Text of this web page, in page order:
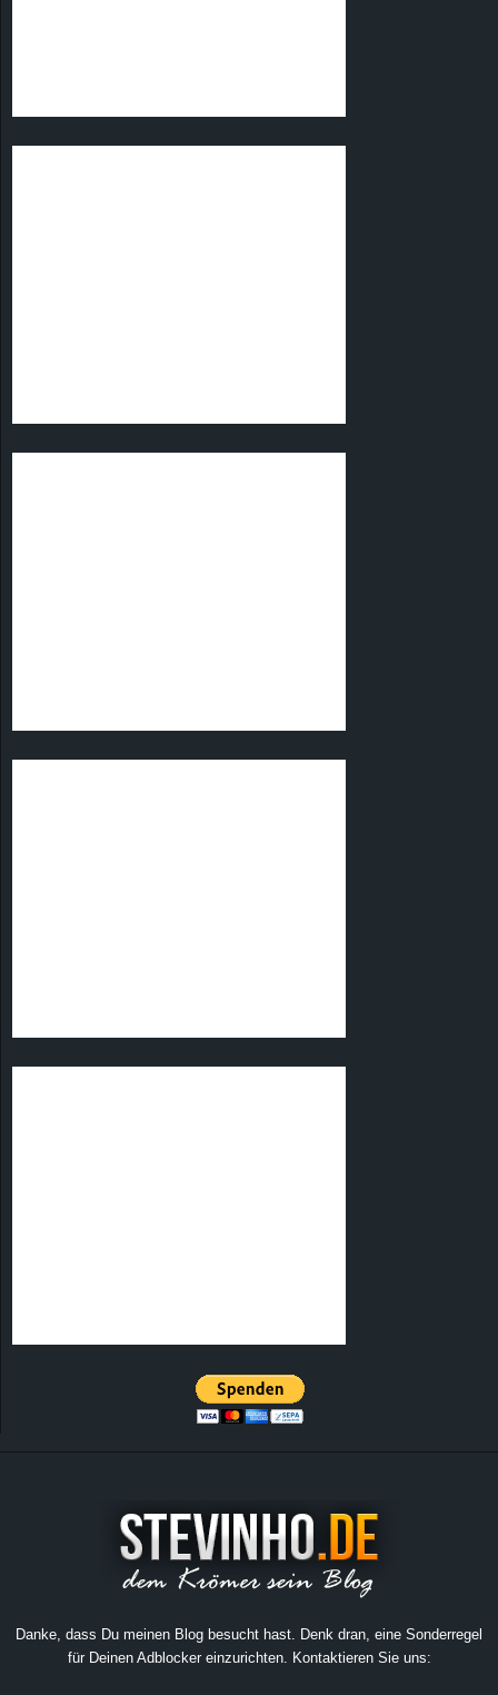
Danke, dass Du meinen Blog besucht hast. Denk dran, eine Sonderregel
für Deinen Adblocker einzurichten. Kontaktieren Sie uns: